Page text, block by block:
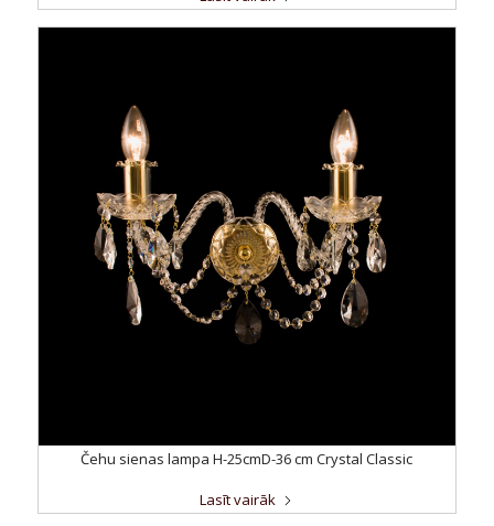
Čehu sienas lampa H-25cmD-36 cm Crystal Classic
Lasīt vairāk